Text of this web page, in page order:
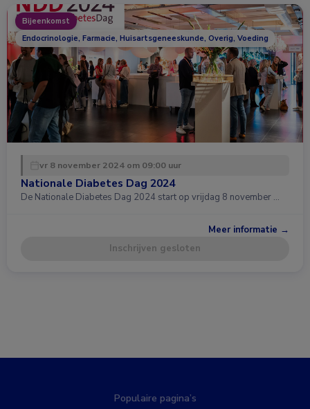
Bijeenkomst
Endocrinologie, Farmacie, Huisartsgeneeskunde, Overig, Voeding
vr 8 november 2024 om 09:00 uur
Nationale Diabetes Dag 2024
De Nationale Diabetes Dag 2024 start op vrijdag 8 november …
Meer informatie →
Inschrijven gesloten
Populaire pagina’s